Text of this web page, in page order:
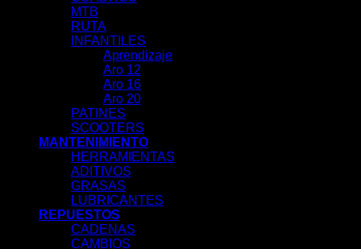
MTB
RUTA
INFANTILES
Aprendizaje
Aro 12
Aro 16
Aro 20
PATINES
SCOOTERS
MANTENIMIENTO
HERRAMIENTAS
ADITIVOS
GRASAS
LUBRICANTES
REPUESTOS
CADENAS
CAMBIOS